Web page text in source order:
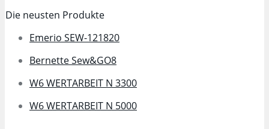
Die neusten Produkte
Emerio SEW-121820
Bernette Sew&GO8
W6 WERTARBEIT N 3300
W6 WERTARBEIT N 5000